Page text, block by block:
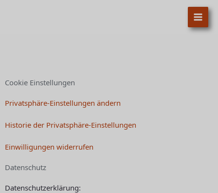
Cookie Einstellungen
Privatsphäre-Einstellungen ändern
Historie der Privatsphäre-Einstellungen
Einwilligungen widerrufen
Datenschutz
Datenschutzerklärung: